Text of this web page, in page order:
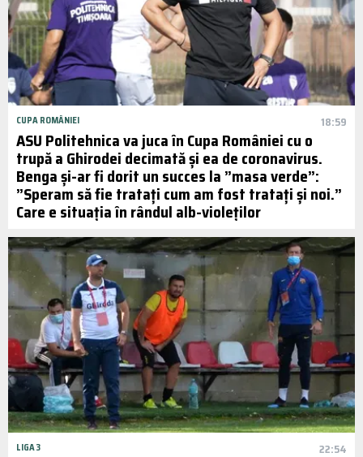
CUPA ROMÂNIEI 18:59
ASU Politehnica va juca în Cupa României cu o
trupă a Ghirodei decimată și ea de coronavirus.
Benga și-ar fi dorit un succes la ”masa verde”:
”Speram să fie tratați cum am fost tratați și noi.”
Care e situația în rândul alb-violeților
LIGA 3 22:54